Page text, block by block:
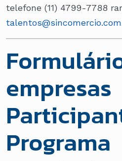
telefone (11) 4799-7788
empresas
Programa